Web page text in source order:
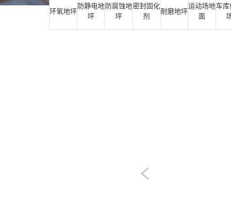
环氧地坪
防静电地
坪
防腐蚀地
坪
密封固化
剂
耐磨地坪
运动场地
面
车库